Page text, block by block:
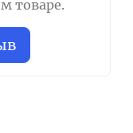
товаре.